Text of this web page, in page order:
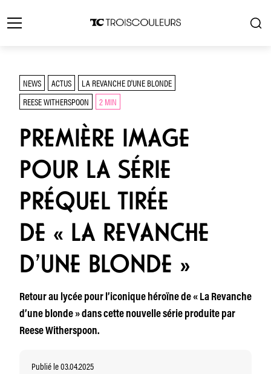
NEWS ACTUS
LA REVANCHE D'UNE BLONDE
REESE WITHERSPOON
2 MIN
PREMIÈRE IMAGE
POUR LA SÉRIE
PRÉQUEL TIRÉE
DE « LA REVANCHE
D’UNE BLONDE »
Retour au lycée pour l’iconique héroïne de « La Revanche
d’une blonde » dans cette nouvelle série produite par
Reese Witherspoon.
Publié le 03.04.2025